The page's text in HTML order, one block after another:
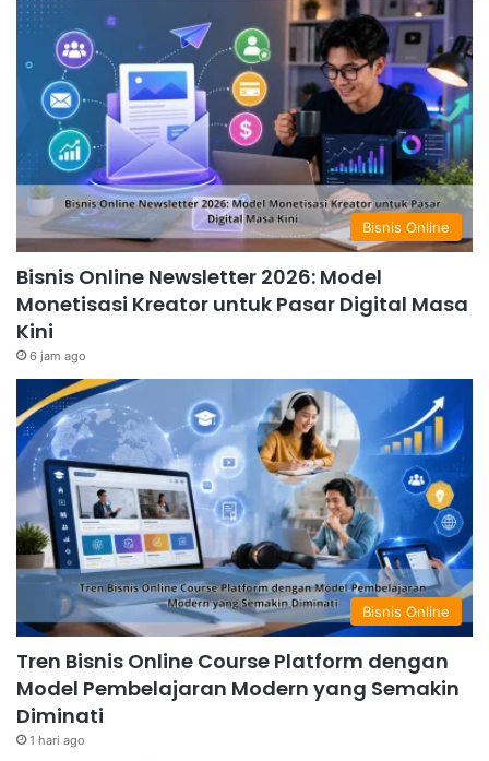
Bisnis Online
Bisnis Online Newsletter 2026: Model
Monetisasi Kreator untuk Pasar Digital Masa
Kini
6 jam ago
Bisnis Online
Tren Bisnis Online Course Platform dengan
Model Pembelajaran Modern yang Semakin
Diminati
1 hari ago